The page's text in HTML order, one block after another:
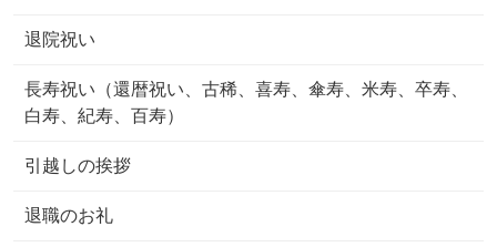
退院祝い
長寿祝い（還暦祝い、古稀、喜寿、傘寿、米寿、卒寿、
白寿、紀寿、百寿）
引越しの挨拶
退職のお礼